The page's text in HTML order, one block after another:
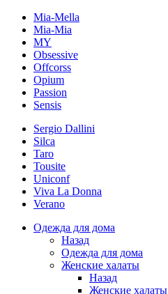
Mia-Mella
Mia-Mia
MY
Obsessive
Offcorss
Opium
Passion
Sensis
Sergio Dallini
Silca
Taro
Tousite
Uniconf
Viva La Donna
Verano
Одежда для дома
Назад
Одежда для дома
Женские халаты
Назад
Женские халаты